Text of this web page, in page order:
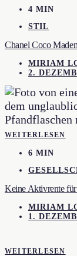
4 MIN
STIL
Chanel Coco
MIRIAM
2.
WEITERLESEN
6 MIN
Keine Aktivrente für
MIRIAM
1.
WEITERLESEN